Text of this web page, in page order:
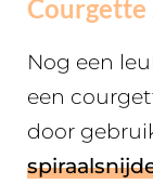
Courgette
Nog een
een
door